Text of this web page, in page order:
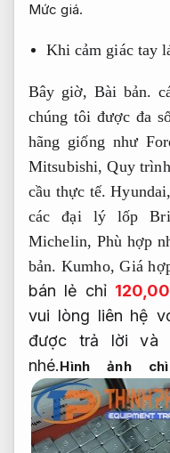
Mức giá.
Khi cảm giác tay
Bây giờ,Bài bản.
chúng tôi được đa
hãng giống như
Mitsubishi,Quy
cầu thực tế. Hyundai,
các đại lý lốp
Michelin, Phù hợp
bản. Kumho,Giá
bán lẻ chỉ
vui lòng liên hệ
được trả lời và
nhé.Hình ảnh